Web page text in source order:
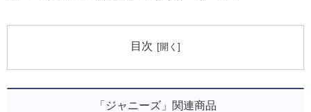
目次
「ジャニーズ」関連商品